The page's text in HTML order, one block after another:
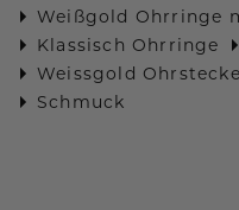
Weißgold Ohrringe
Klassisch Ohrringe
Weissgold
Schmuck